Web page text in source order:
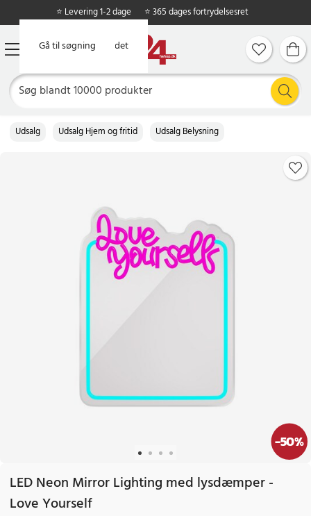
Gå til hovedindholdet
Gå til søgning
⭐ Levering 1-2 dage ⭐ 365 dages fortrydelsesret
Udsalg Udsalg Hjem og fritid Udsalg Belysning
-50%
LED Neon Mirror Lighting med lysdæmper -
Love Yourself